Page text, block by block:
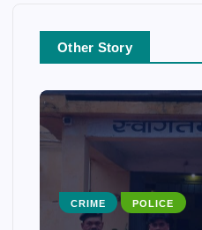
Other Story
CRIME POLICE